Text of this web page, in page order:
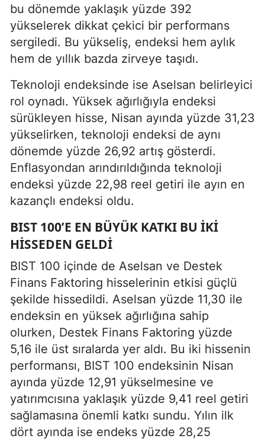
bu dönemde yaklaşık yüzde 392
yükselerek dikkat çekici bir performans
sergiledi. Bu yükseliş, endeksi hem aylık
hem de yıllık bazda zirveye taşıdı.
Teknoloji endeksinde ise Aselsan belirleyici
rol oynadı. Yüksek ağırlığıyla endeksi
sürükleyen hisse, Nisan ayında yüzde 31,23
yükselirken, teknoloji endeksi de aynı
dönemde yüzde 26,92 artış gösterdi.
Enflasyondan arındırıldığında teknoloji
endeksi yüzde 22,98 reel getiri ile ayın en
kazançlı endeksi oldu.
BIST 100’E EN BÜYÜK KATKI BU IKI
HISSEDEN GELDI
BIST 100 içinde de Aselsan ve Destek
Finans Faktoring hisselerinin etkisi güçlü
şekilde hissedildi. Aselsan yüzde 11,30 ile
endeksin en yüksek ağırlığına sahip
olurken, Destek Finans Faktoring yüzde
5,16 ile üst sıralarda yer aldı. Bu iki hissenin
performansı, BIST 100 endeksinin Nisan
ayında yüzde 12,91 yükselmesine ve
yatırımcısına yaklaşık yüzde 9,41 reel getiri
sağlamasına önemli katkı sundu. Yılın ilk
dört ayında ise endeks yüzde 28,25